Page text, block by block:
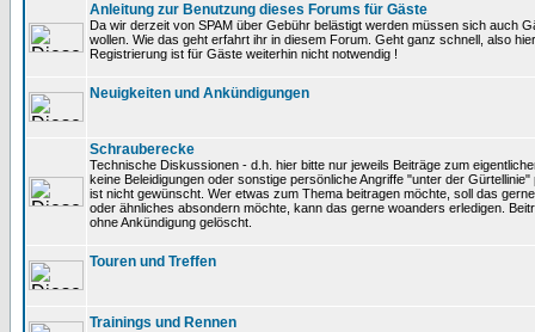
Anleitung zur Benutzung dieses Forums für Gäste
Da wir derzeit von SPAM über Gebühr belästigt werden müssen sich auch
wollen. Wie das geht erfahrt ihr in diesem Forum. Geht ganz schnell, also
Registrierung ist für Gäste weiterhin nicht notwendig !
Neuigkeiten und Ankündigungen
Schrauberecke
Technische Diskussionen - d.h. hier bitte nur jeweils Beiträge zum
keine Beleidigungen oder sonstige persönliche Angriffe "unter der
ist nicht gewünscht. Wer etwas zum Thema beitragen möchte, soll das
oder ähnliches absondern möchte, kann das gerne woanders erledigen.
ohne Ankündigung gelöscht.
Touren und Treffen
Trainings und Rennen